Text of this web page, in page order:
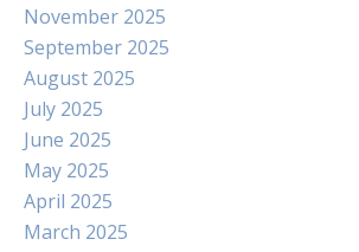
November 2025
September 2025
August 2025
July 2025
June 2025
May 2025
April 2025
March 2025